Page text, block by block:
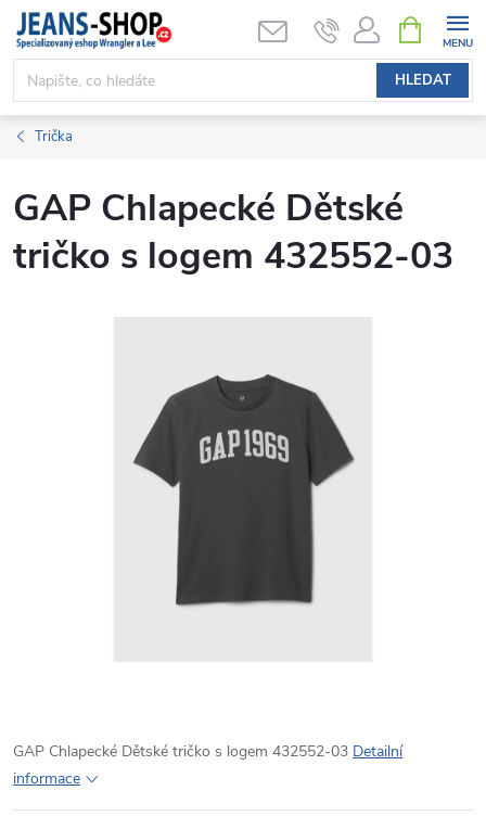
Přejít
obsah
HLEDAT
NÁKUPNÍ
KOŠÍK
Trička
GAP Chlapecké Dětské
tričko s logem 432552-03
GAP Chlapecké Dětské tričko s logem 432552-03 Detailní
informace